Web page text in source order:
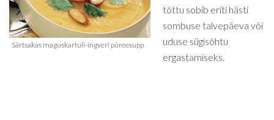
tõttu sobib eriti hästi
sombuse talvepäeva või
uduse sügisõhtu
ergastamiseks.